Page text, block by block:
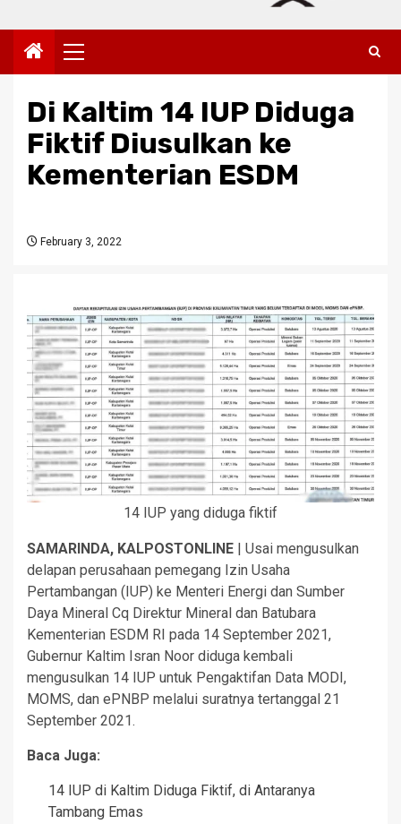
Primary
Menu
Di Kaltim 14 IUP Diduga
Fiktif Diusulkan ke
Kementerian ESDM
February 3, 2022
14 IUP yang diduga fiktif
SAMARINDA, KALPOSTONLINE | Usai mengusulkan
delapan perusahaan pemegang Izin Usaha
Pertambangan (IUP) ke Menteri Energi dan Sumber
Daya Mineral Cq Direktur Mineral dan Batubara
Kementerian ESDM RI pada 14 September 2021,
Gubernur Kaltim Isran Noor diduga kembali
mengusulkan 14 IUP untuk Pengaktifan Data MODI,
MOMS, dan ePNBP melalui suratnya tertanggal 21
September 2021.
Baca Juga:
14 IUP di Kaltim Diduga Fiktif, di Antaranya
Tambang Emas